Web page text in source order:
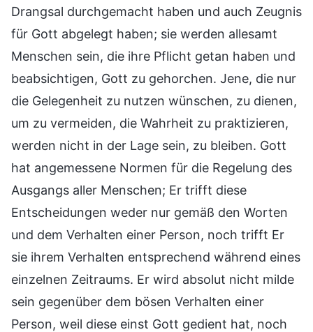
Drangsal durchgemacht haben und auch Zeugnis
für Gott abgelegt haben; sie werden allesamt
Menschen sein, die ihre Pflicht getan haben und
beabsichtigen, Gott zu gehorchen. Jene, die nur
die Gelegenheit zu nutzen wünschen, zu dienen,
um zu vermeiden, die Wahrheit zu praktizieren,
werden nicht in der Lage sein, zu bleiben. Gott
hat angemessene Normen für die Regelung des
Ausgangs aller Menschen; Er trifft diese
Entscheidungen weder nur gemäß den Worten
und dem Verhalten einer Person, noch trifft Er
sie ihrem Verhalten entsprechend während eines
einzelnen Zeitraums. Er wird absolut nicht milde
sein gegenüber dem bösen Verhalten einer
Person, weil diese einst Gott gedient hat, noch